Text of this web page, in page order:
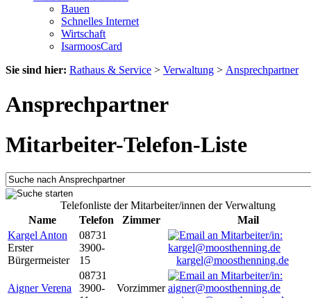
Bauen
Schnelles Internet
Wirtschaft
IsarmoosCard
Sie sind hier: Rathaus & Service > Verwaltung > Ansprechpartner
Ansprechpartner
Mitarbeiter-Telefon-Liste
Telefonliste der Mitarbeiter/innen der Verwaltung
Name
Telefon Zimmer
Mail
Kargel Anton
Erster
Bürgermeister
08731
3900-
15
kargel@moosthenning.de
Aigner Verena
08731
3900-
Vorzimmer